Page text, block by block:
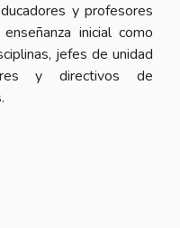
y profesores
inicial como
jefes de unidad
y directivos de